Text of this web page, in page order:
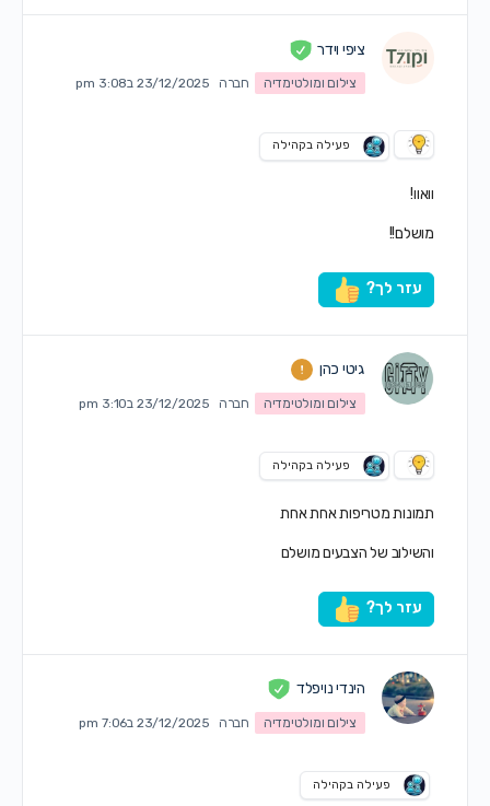
ציפי וידר
צילום ומולטימדיה חברה 23/12/2025 ב3:08 pm
פעילה בקהילה
וואוו!
מושלם!!
עזר לך?
גיטי כהן
צילום ומולטימדיה חברה 23/12/2025 ב3:10 pm
פעילה בקהילה
תמונות מטריפות אחת אחת
והשילוב של הצבעים מושלם
עזר לך?
הינדי נויפלד
צילום ומולטימדיה חברה 23/12/2025 ב7:06 pm
פעילה בקהילה